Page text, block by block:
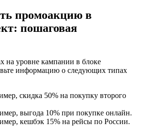
промоакцию в
пошаговая
на уровне кампании в блоке
информацию о следующих типах
скидка 50% на покупку второго
выгода 10% при покупке онлайн.
кешбэк 15% на рейсы по России.